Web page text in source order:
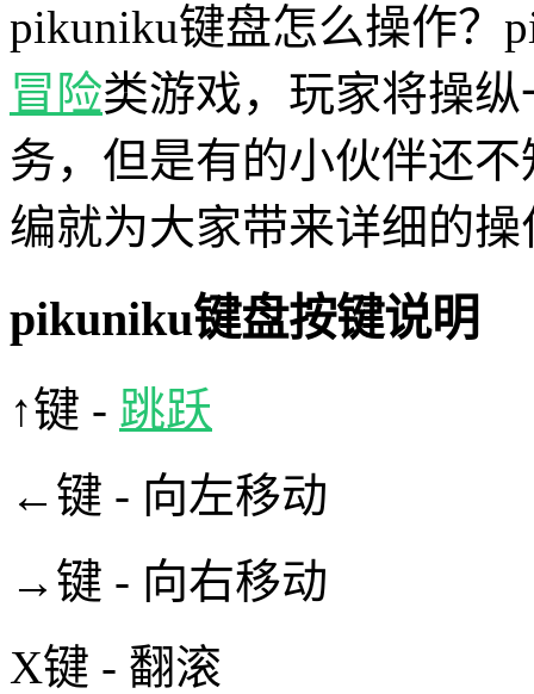
pikuniku键盘怎么操作？
冒险类游戏，玩家将操
务，但是有的小伙伴还
编就为大家带来详细的
pikuniku键盘按键说明
↑键 - 跳跃
←键 - 向左移动
→键 - 向右移动
X键 - 翻滚